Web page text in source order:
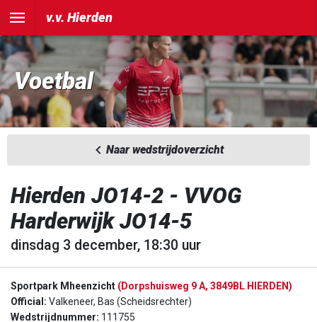
v.v. Hierden
Voetbal
Naar wedstrijdoverzicht
Hierden JO14-2 - VVOG
Harderwijk JO14-5
dinsdag 3 december, 18:30 uur
Sportpark Mheenzicht (Dorpshuisweg 9 A, 3849BL HIERDEN)
Official: Valkeneer, Bas (Scheidsrechter)
Wedstrijdnummer: 111755